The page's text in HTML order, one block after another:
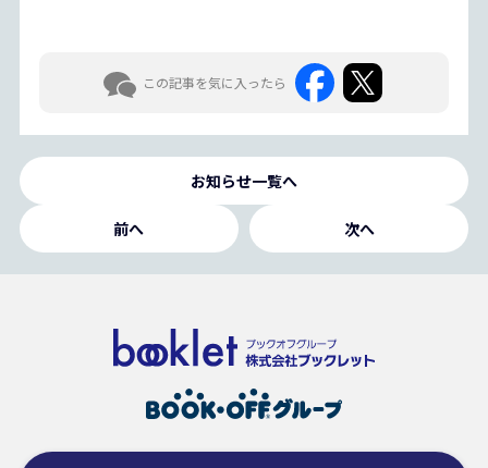
この記事を気に入ったら
お知らせ一覧へ
前へ 次へ